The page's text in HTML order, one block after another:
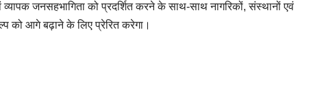
जनसहभागिता को प्रदर्शित करने के साथ-साथ नागरिकों, संस्थानों एवं
को आगे बढ़ाने के लिए प्रेरित करेगा।